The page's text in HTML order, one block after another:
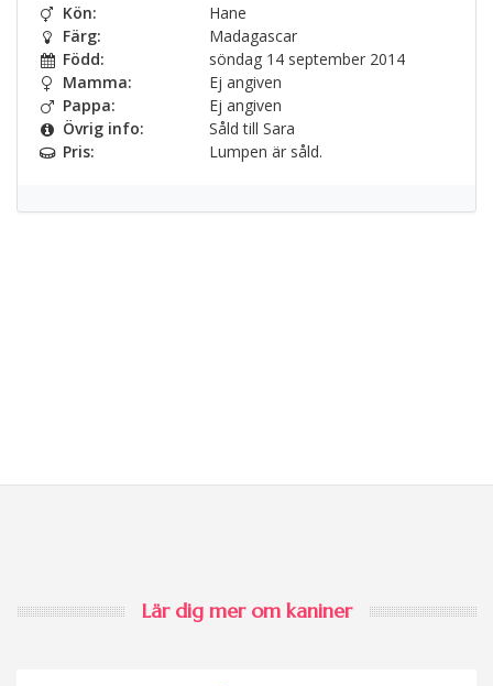
Kön:
Hane
Färg:
Madagascar
Född:
söndag 14 september 2014
Mamma:
Ej angiven
Pappa:
Ej angiven
Övrig info:
Såld till Sara
Pris:
Lumpen är såld.
Lär dig mer om kaniner